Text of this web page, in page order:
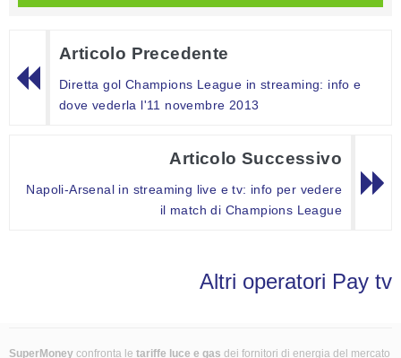
Articolo Precedente
Diretta gol Champions League in streaming: info e
dove vederla l'11 novembre 2013
Articolo Successivo
Napoli-Arsenal in streaming live e tv: info per vedere
il match di Champions League
Altri operatori Pay tv
SuperMoney confronta le tariffe luce e gas dei fornitori di energia del mercato